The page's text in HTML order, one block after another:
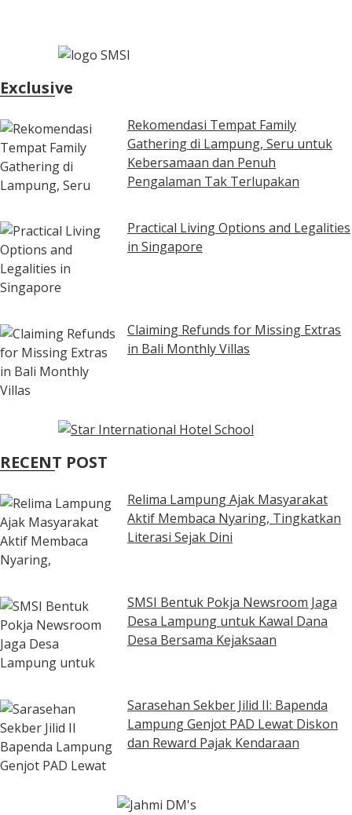
Exclusive
Rekomendasi Tempat Family
Gathering di Lampung, Seru untuk
Kebersamaan dan Penuh
Pengalaman Tak Terlupakan
Practical Living Options and Legalities
in Singapore
Claiming Refunds for Missing Extras
in Bali Monthly Villas
RECENT POST
Relima Lampung Ajak Masyarakat
Aktif Membaca Nyaring, Tingkatkan
Literasi Sejak Dini
SMSI Bentuk Pokja Newsroom Jaga
Desa Lampung untuk Kawal Dana
Desa Bersama Kejaksaan
Sarasehan Sekber Jilid II: Bapenda
Lampung Genjot PAD Lewat Diskon
dan Reward Pajak Kendaraan